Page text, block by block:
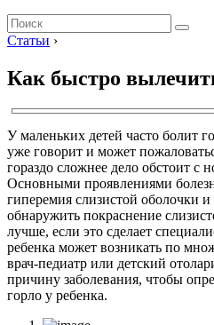
Статьи ›
Как быстро
У маленьких детей часто болит
уже говорит и может
гораздо сложнее дело обстоит с
Основными проявлениями
гиперемия слизистой оболочки
обнаружить покраснение
лучше, если это сделает
ребенка может возникать по
врач-педиатр или детский
причину заболевания, чтобы
горло у ребенка.